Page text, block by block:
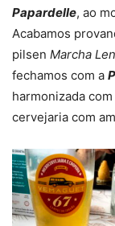
Papardelle, ao
Acabamos
pilsen Marcha
fechamos com a
harmonizada com
cervejaria com